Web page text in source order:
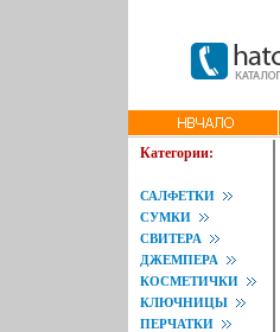
Категории:
САЛФЕТКИ
СУМКИ
СВИТЕРА
ДЖЕМПЕРА
КОСМЕТИЧКИ
КЛЮЧНИЦЫ
ПЕРЧАТКИ